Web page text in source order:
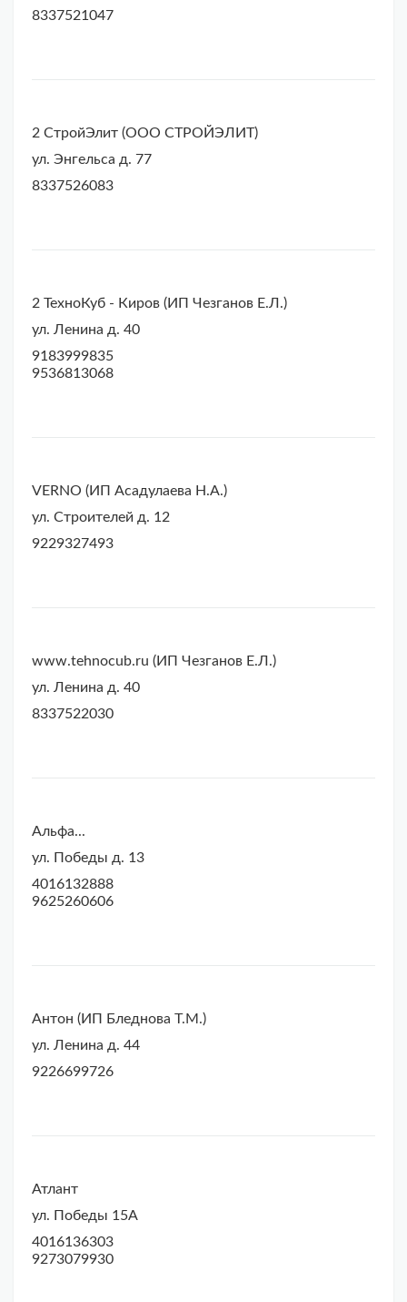
8337521047
2 СтройЭлит (ООО СТРОЙЭЛИТ)
ул. Энгельса д. 77
8337526083
2 ТехноКуб - Киров (ИП Чезганов Е.Л.)
ул. Ленина д. 40
9183999835
9536813068
VERNO (ИП Асадулаева Н.А.)
ул. Строителей д. 12
9229327493
www.tehnocub.ru (ИП Чезганов Е.Л.)
ул. Ленина д. 40
8337522030
Альфа...
ул. Победы д. 13
4016132888
9625260606
Антон (ИП Бледнова Т.М.)
ул. Ленина д. 44
9226699726
Атлант
ул. Победы 15А
4016136303
9273079930